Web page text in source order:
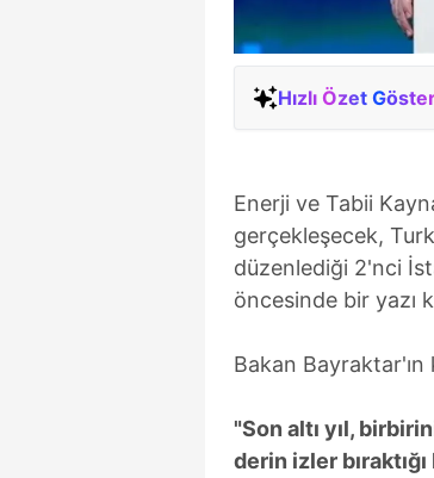
Hızlı Özet
Enerji ve Tabii
gerçekleşecek,
düzenlediği 2'nci
öncesinde bir yazı
Bakan Bayraktar'ın
"Son altı yıl,
derin izler